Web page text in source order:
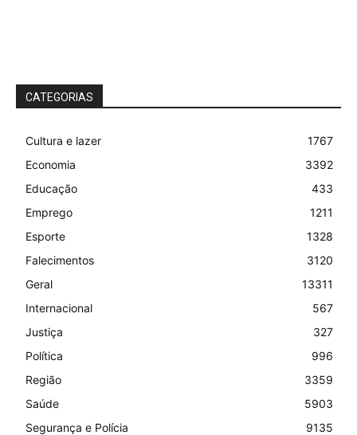
CATEGORIAS
Cultura e lazer
1767
Economia
3392
Educação
433
Emprego
1211
Esporte
1328
Falecimentos
3120
Geral
13311
Internacional
567
Justiça
327
Política
996
Região
3359
Saúde
5903
Segurança e Polícia
9135